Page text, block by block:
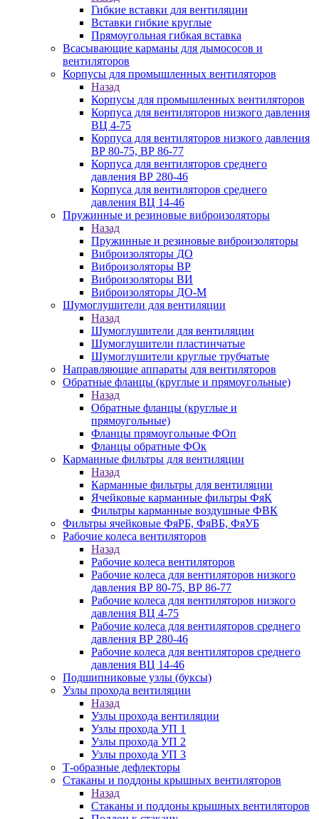
Гибкие вставки для вентиляции
Вставки гибкие круглые
Прямоугольная гибкая вставка
Всасывающие карманы для дымососов и
вентиляторов
Корпусы для промышленных вентиляторов
Назад
Корпусы для промышленных вентиляторов
Корпуса для вентиляторов низкого давления
ВЦ 4-75
Корпуса для вентиляторов низкого давления
ВР 80-75, ВР 86-77
Корпуса для вентиляторов среднего
давления ВР 280-46
Корпуса для вентиляторов среднего
давления ВЦ 14-46
Пружинные и резиновые виброизоляторы
Назад
Пружинные и резиновые виброизоляторы
Виброизоляторы ДО
Виброизоляторы ВР
Виброизоляторы ВИ
Виброизоляторы ДО-М
Шумоглушители для вентиляции
Назад
Шумоглушители для вентиляции
Шумоглушители пластинчатые
Шумоглушители круглые трубчатые
Направляющие аппараты для вентиляторов
Обратные фланцы (круглые и прямоугольные)
Назад
Обратные фланцы (круглые и
прямоугольные)
Фланцы прямоугольные ФОп
Фланцы обратные ФОк
Карманные фильтры для вентиляции
Назад
Карманные фильтры для вентиляции
Ячейковые карманные фильтры ФяК
Фильтры карманные воздушные ФВК
Фильтры ячейковые ФяРБ, ФяВБ, ФяУБ
Рабочие колеса вентиляторов
Назад
Рабочие колеса вентиляторов
Рабочие колеса для вентиляторов низкого
давления ВР 80-75, ВР 86-77
Рабочие колеса для вентиляторов низкого
давления ВЦ 4-75
Рабочие колеса для вентиляторов среднего
давления ВР 280-46
Рабочие колеса для вентиляторов среднего
давления ВЦ 14-46
Подшипниковые узлы (буксы)
Узлы прохода вентиляции
Назад
Узлы прохода вентиляции
Узлы прохода УП 1
Узлы прохода УП 2
Узлы прохода УП 3
Т-образные дефлекторы
Стаканы и поддоны крышных вентиляторов
Назад
Стаканы и поддоны крышных вентиляторов